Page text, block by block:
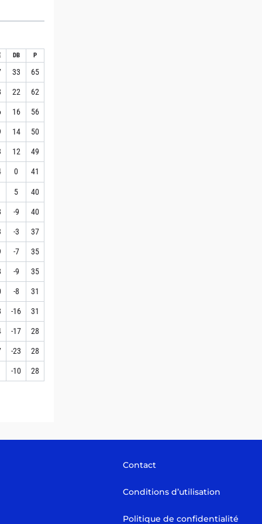
DB P
33 65
22 62
16 56
14 50
12 49
0 41
5 40
-9 40
-3 37
-7 35
-9 35
-8 31
-16 31
-17 28
-23 28
-10 28
Contact
Conditions d’utilisation
Politique de confidentialité